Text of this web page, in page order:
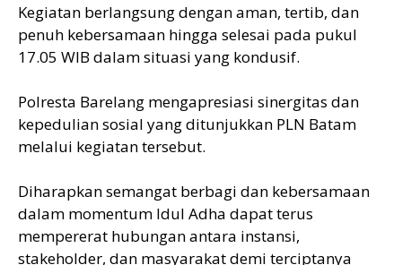
Kegiatan berlangsung dengan aman, tertib, dan
penuh kebersamaan hingga selesai pada pukul
17.05 WIB dalam situasi yang kondusif.
Polresta Barelang mengapresiasi sinergitas dan
kepedulian sosial yang ditunjukkan PLN Batam
melalui kegiatan tersebut.
Diharapkan semangat berbagi dan kebersamaan
dalam momentum Idul Adha dapat terus
mempererat hubungan antara instansi,
stakeholder, dan masyarakat demi terciptanya